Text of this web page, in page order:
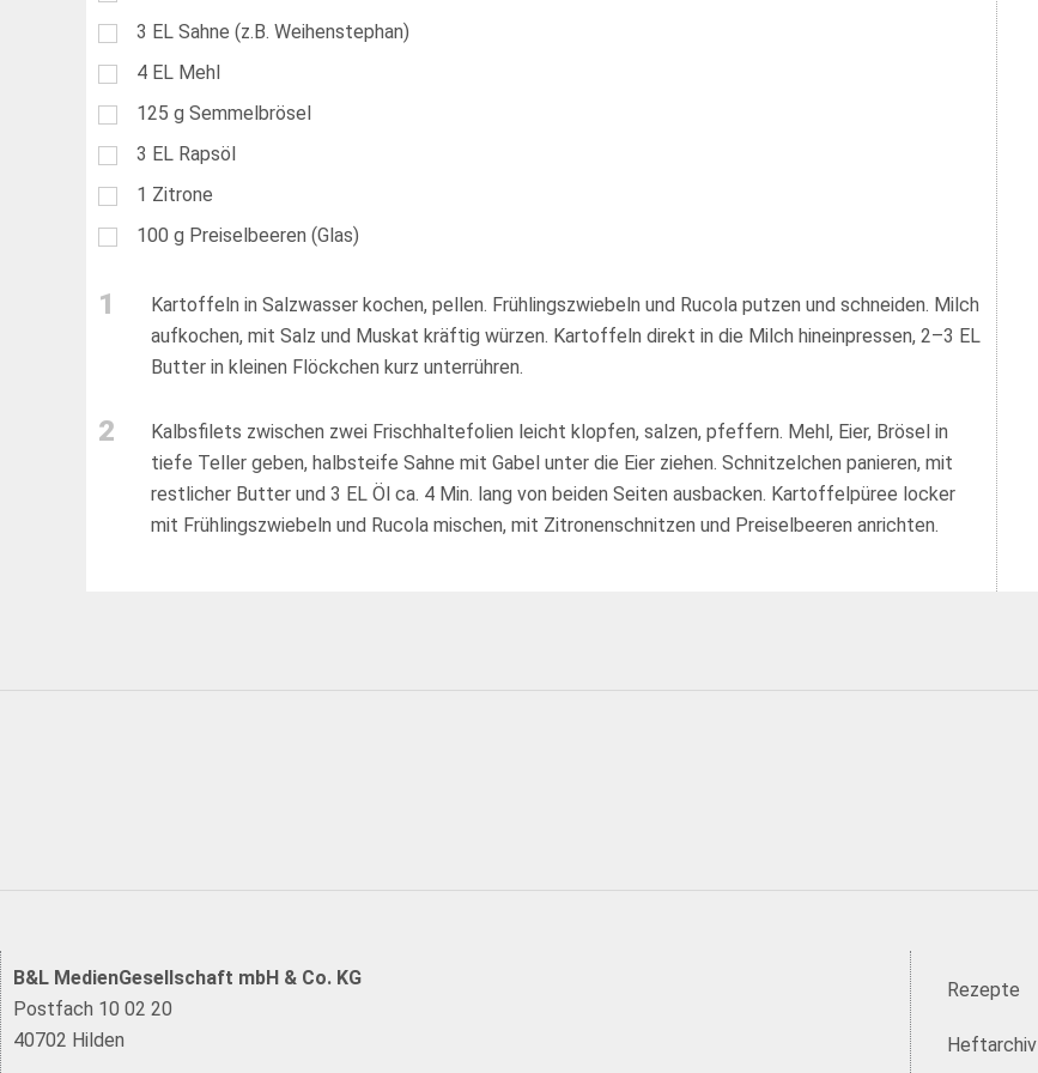
3 EL Sahne (z.B. Weihenstephan)
4 EL Mehl
125 g Semmelbrösel
3 EL Rapsöl
1 Zitrone
100 g Preiselbeeren (Glas)
1
Kartoffeln in Salzwasser kochen, pellen. Frühlingszwiebeln und Rucola putzen und schneiden. Milch
aufkochen, mit Salz und Muskat kräftig würzen. Kartoffeln direkt in die Milch hineinpressen, 2–3 EL
Butter in kleinen Flöckchen kurz unterrühren.
2
Kalbsfilets zwischen zwei Frischhaltefolien leicht klopfen, salzen, pfeffern. Mehl, Eier, Brösel in
tiefe Teller geben, halbsteife Sahne mit Gabel unter die Eier ziehen. Schnitzelchen panieren, mit
restlicher Butter und 3 EL Öl ca. 4 Min. lang von beiden Seiten ausbacken. Kartoffelpüree locker
mit Frühlingszwiebeln und Rucola mischen, mit Zitronenschnitzen und Preiselbeeren anrichten.
B&L MedienGesellschaft mbH & Co. KG
Postfach 10 02 20
40702 Hilden
Rezepte
Heftarchiv